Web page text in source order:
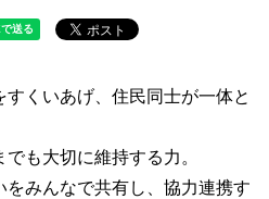
くいあげ、住民同士が一体と
も大切に維持する力。
みんなで共有し、協力連携す